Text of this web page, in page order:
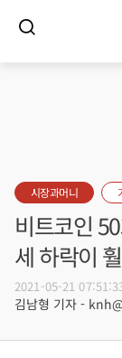
시장과머니
비트코인
세 하락이
2021-05-21
김남형 기자 -